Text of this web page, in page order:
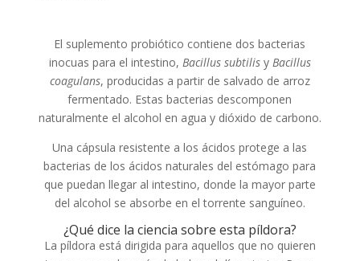
El suplemento probiótico contiene dos bacterias
inocuas para el intestino, Bacillus subtilisy Bacillus
coagulans, producidas a partir de salvado de arroz
fermentado. Estas bacterias descomponen
naturalmente el alcohol en agua y dióxido de carbono.
Una cápsula resistente a los ácidos protege a las
bacterias de los ácidos naturales del estómago para
que puedan llegar al intestino, donde la mayor parte
del alcohol se absorbe en el torrente sanguíneo.
¿Qué dice la ciencia sobre esta píldora?
La píldora está dirigida para aquellos que no quieren